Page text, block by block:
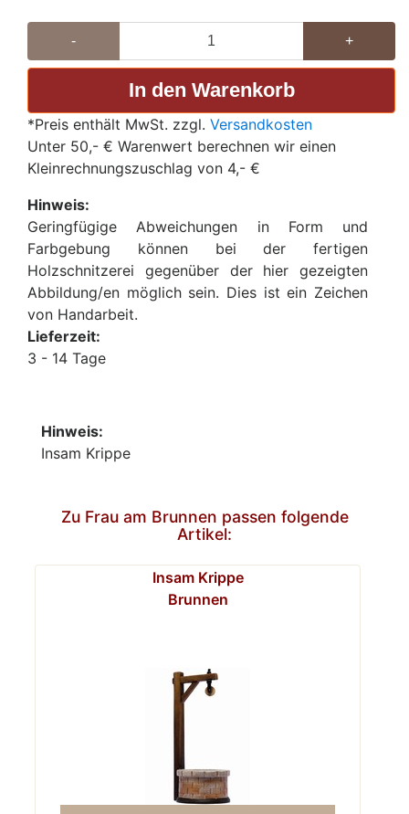
- +
*Preis enthält MwSt. zzgl. Versandkosten
Unter 50,- € Warenwert berechnen wir einen
Kleinrechnungszuschlag von 4,- €
Hinweis:
Geringfügige Abweichungen in Form und
Farbgebung können bei der fertigen
Holzschnitzerei gegenüber der hier gezeigten
Abbildung/en möglich sein. Dies ist ein Zeichen
von Handarbeit.
Lieferzeit:
3 - 14 Tage
Hinweis:
Insam Krippe
Zu Frau am Brunnen passen folgende
Artikel:
Insam Krippe
Brunnen